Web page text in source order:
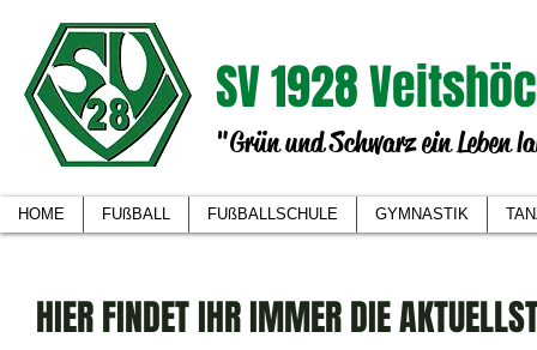
SV 1928
"Grün und Schwarz ein Leben
HOME FUßBALL FUßBALLSCHULE GYMNASTIK
HIER FINDET IHR IMMER DIE